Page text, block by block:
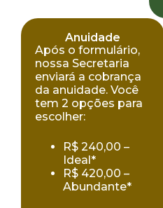
Anuidade
Após o formulário,
nossa Secretaria
enviará a cobrança
da anuidade. Você
tem 2 opções para
escolher:
R$ 240,00 –
Ideal*
R$ 420,00 –
Abundante*